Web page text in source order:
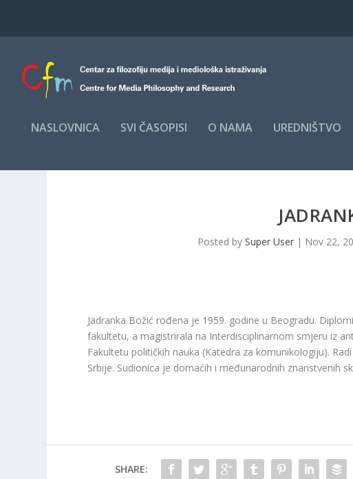
NASLOVNICA SVI ČASOPISI O NAMA UREDNIŠTVO
Posted bySuper User | Nov 22,
Jadranka Božić rođena je 1959. godine u Beogradu.
fakultetu, a magistrirala na Interdisciplinarnom smjeru iz
Fakultetu političkih nauka (Katedra za komunikologiju).
Srbije. Sudionica je domaćih i međunarodnih znanstvenih
SHARE: